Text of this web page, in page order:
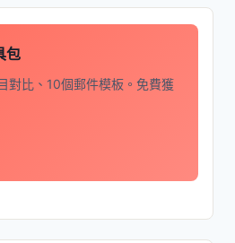
包
對比、10個郵件模板。免費獲